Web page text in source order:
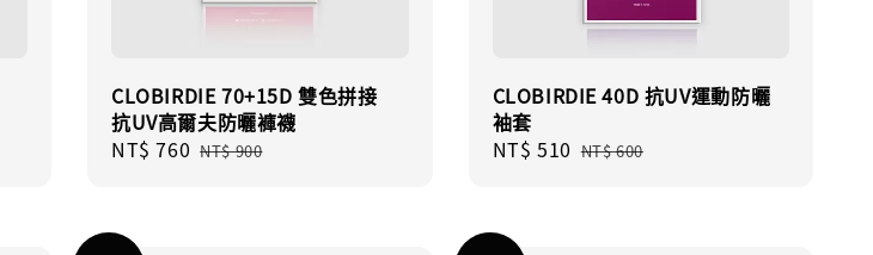
CLOBIRDIE 70+15D 雙色拼接
抗UV高爾夫防曬褲襪
Sale
NT$ 760 Regular
NT$ 900
CLOBIRDIE 40D 抗UV運動防曬
袖套
Sale
NT$ 510 Regular
NT$ 600